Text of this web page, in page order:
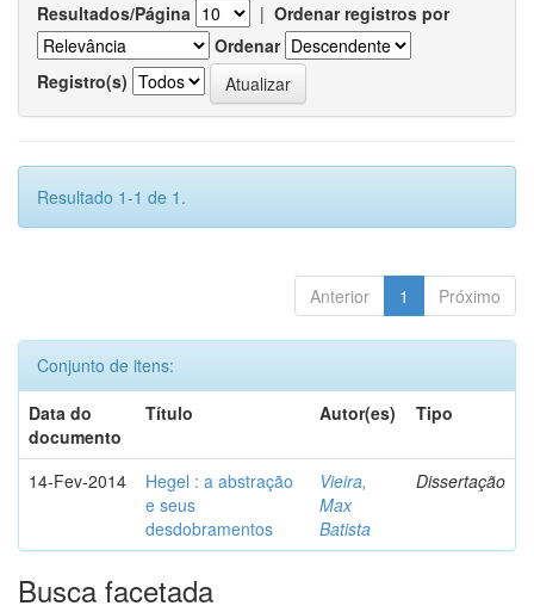
Resultados/Página | Ordenar registros por
Ordenar
Registro(s)
Resultado 1-1 de 1.
Anterior 1 Próximo
Conjunto de itens:
Data do
documento
Título Autor(es) Tipo
14-Fev-2014
Hegel : a abstração
e seus
desdobramentos
Vieira,
Max
Batista
Dissertação
Busca facetada